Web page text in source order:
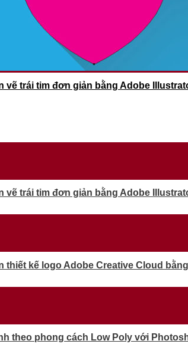
vẽ trái tim đơn giản bằng Adobe
vẽ trái tim đơn giản bằng Adobe
thiết kế logo Adobe Creative Cloud
theo phong cách Low Poly với